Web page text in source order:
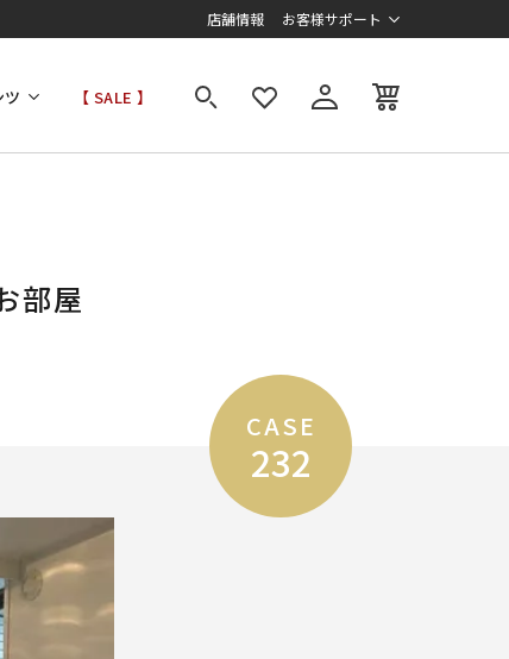
店舗情報 お客様サポート
【 SALE 】
部屋
CASE
232